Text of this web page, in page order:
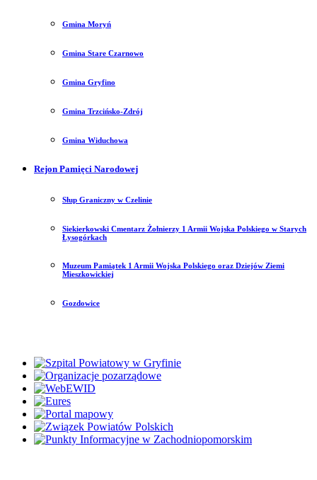
Gmina Moryń
Gmina Stare Czarnowo
Gmina Gryfino
Gmina Trzcińsko-Zdrój
Gmina Widuchowa
Rejon Pamięci Narodowej
Słup Graniczny w Czelinie
Siekierkowski Cmentarz Żołnierzy 1 Armii Wojska Polskiego w Starych
Łysogórkach
Muzeum Pamiątek 1 Armii Wojska Polskiego oraz Dziejów Ziemi
Mieszkowickiej
Gozdowice